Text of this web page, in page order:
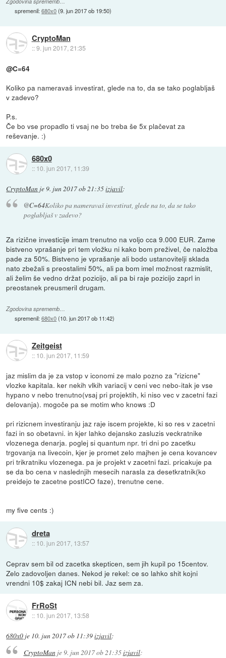
spremenil:680x0(9. jun 2017 ob 19:50)
CryptoMan
::9. jun 2017, 21:35
@C=64
Koliko pa nameravaš investirat, glede na to, da se tako poglabljaš
v zadevo?
P.s.
Če bo vse propadlo ti vsaj ne bo treba še 5x plačevat za
reševanje. :)
680x0
:: 10. jun 2017, 11:39
CryptoMan je9. jun 2017 ob 21:35izjavil:
@C=64Koliko pa nameravaš investirat, glede na to, da se tako
poglabljaš v zadevo?
Za rizične investicije imam trenutno na voljo cca 9.000 EUR. Zame
bistveno vprašanje pri tem vložku ni kako bom preživel, če naložba
pade za 50%. Bistveno je vprašanje ali bodo ustanovitelji sklada
nato zbežali s preostalimi 50%, ali pa bom imel možnost razmislit,
ali želim še vedno držat pozicijo, ali pa bi raje pozicijo zaprl in
preostanek preusmeril drugam.
Zgodovina sprememb…
spremenil:680x0(10. jun 2017 ob 11:42)
Zeitgeist
:: 10. jun 2017, 11:59
jaz mislim da je za vstop v iconomi ze malo pozno za "rizicne"
vlozke kapitala. ker nekih vlkih variacij v ceni vec nebo-itak je vse
hypano v nebo trenutno(vsaj pri projektih, ki niso vec v zacetni fazi
delovanja). mogoče pa se motim who knows :D
pri rizicnem investiranju jaz raje iscem projekte, ki so res v zacetni
fazi in so obetavni. in kjer lahko dejansko zasluzis veckratnike
vlozenega denarja. poglej si quantum npr. tri dni po zacetku
trgovanja na livecoin, kjer je promet zelo majhen je cena kovancev
pri trikratniku vlozenega. pa je projekt v zacetni fazi. pricakuje pa
se da bo cena v naslednjih mesecih narasla za desetkratnik(ko
preidejo te zacetne postICO faze), trenutne cene.
my five cents :)
dreta
:: 10. jun 2017, 13:57
Ceprav sem bil od zacetka skepticen, sem jih kupil po 15centov.
Zelo zadovoljen danes. Nekod je rekel: ce so lahko shit kojni
vrendni 10$ zakaj ICN nebi bil. Jaz sem za.
FrRoSt
:: 10. jun 2017, 13:58
680x0 je 10. jun 2017 ob 11:39izjavil:
CryptoManje9. jun 2017 ob 21:35izjavil: